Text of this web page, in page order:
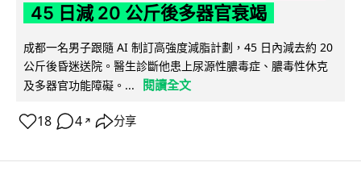
45 日減 20 公斤後多器官衰竭
成都一名男子跟隨 AI 制訂高強度減脂計劃，45 日內減去約 20
公斤後昏迷送院。醫生診斷他患上尿源性膿毒症、膿毒性休克
及多器官功能障礙。...
閱讀全文
18 4 ↗ 分享